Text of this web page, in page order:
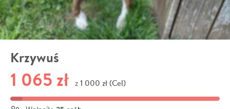
Krzywuś
1 065 zł z 1 000 zł (Cel)